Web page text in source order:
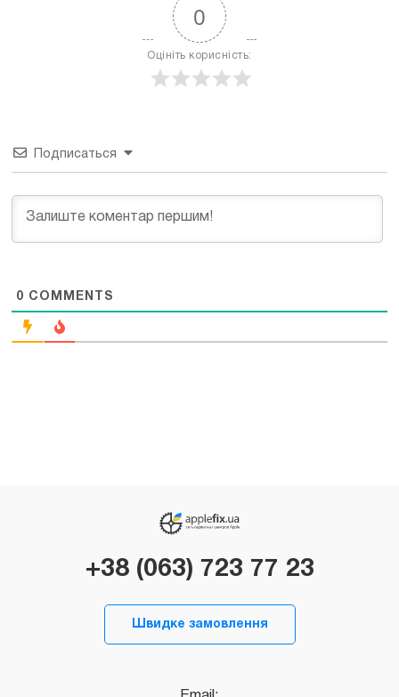
0
Оцініть корисність:
Подписаться
0 COMMENTS
+38 (063) 723 77 23
Швидке замовлення